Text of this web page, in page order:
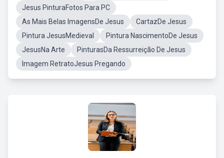
Jesus PinturaFotos Para PC
As Mais Belas ImagensDe Jesus
CartazDe Jesus
Pintura JesusMedieval
Pintura NascimentoDe Jesus
JesusNa Arte
PinturasDa Ressurreição De Jesus
Imagem RetratoJesus Pregando